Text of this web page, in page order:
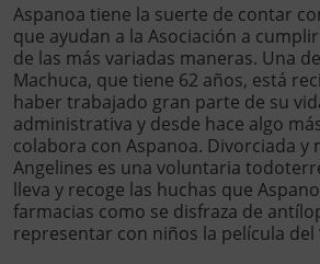
Aspanoa tiene la suerte de contar
que ayudan a la Asociación a
de las más variadas maneras. Una
Machuca, que tiene 62 años, está
haber trabajado gran parte de su
administrativa y desde hace algo
colabora con Aspanoa. Divorciada y
Angelines es una voluntaria
lleva y recoge las huchas que
farmacias como se disfraza de
representar con niños la película del